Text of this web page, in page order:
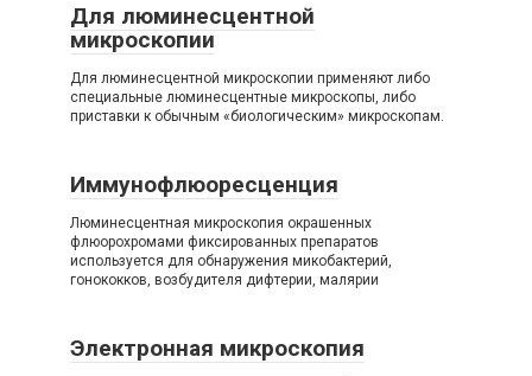
Для люминесцентной
микроскопии
Для люминесцентной микроскопии применяют либо
специальные люминесцентные микроскопы, либо
приставки к обычным «биологическим» микроскопам.
Иммунофлюоресценция
Люминесцентная микроскопия окрашенных
флюорохромами фиксированных препаратов
используется для обнаружения микобактерий,
гонококков, возбудителя дифтерии, малярии
Электронная микроскопия